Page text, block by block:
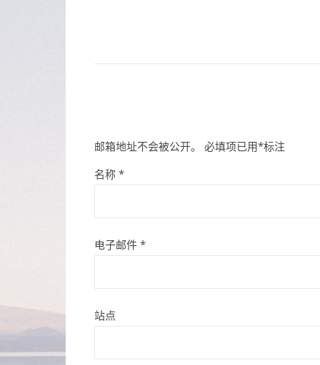
邮箱地址不会被公开。 必填项已用*标注
名称 *
电子邮件 *
站点